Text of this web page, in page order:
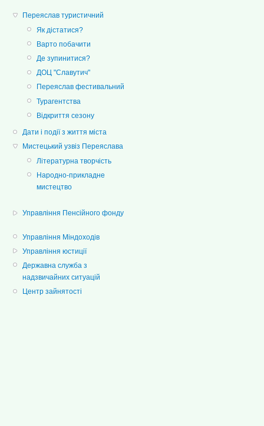
Переяслав туристичний
Як дістатися?
Варто побачити
Де зупинитися?
ДОЦ "Славутич"
Переяслав фестивальний
Турагентства
Відкриття сезону
Дати і події з життя міста
Мистецький узвіз Переяслава
Літературна творчість
Народно-прикладне
мистецтво
Управління Пенсійного фонду
Управління Міндоходів
Управління юстиції
Державна служба з
надзвичайних ситуацій
Центр зайнятості